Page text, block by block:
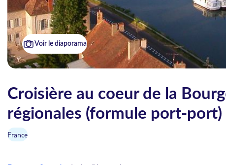
Voir le diaporama
Croisière au coeur de la
régionales (formule port-port)
France